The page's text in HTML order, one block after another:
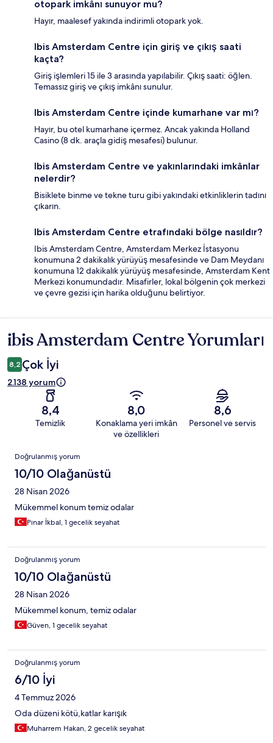
otopark imkânı sunuyor mu?
Hayır, maalesef yakında indirimli otopark yok.
Ibis Amsterdam Centre için giriş ve çıkış saati
kaçta?
Giriş işlemleri 15 ile 3 arasında yapılabilir. Çıkış saati: öğlen.
Temassız giriş ve çıkış imkânı sunulur.
Ibis Amsterdam Centre içinde kumarhane var mı?
Hayır, bu otel kumarhane içermez. Ancak yakında Holland
Casino (8 dk. araçla gidiş mesafesi) bulunur.
Ibis Amsterdam Centre ve yakınlarındaki imkânlar
nelerdir?
Bisiklete binme ve tekne turu gibi yakındaki etkinliklerin tadını
çıkarın.
Ibis Amsterdam Centre etrafındaki bölge nasıldır?
Ibis Amsterdam Centre, Amsterdam Merkez İstasyonu
konumuna 2 dakikalık yürüyüş mesafesinde ve Dam Meydanı
konumuna 12 dakikalık yürüyüş mesafesinde, Amsterdam Kent
Merkezi konumundadır. Misafirler, lokal bölgenin çok merkezi
ve çevre gezisi için harika olduğunu belirtiyor.
Yorumlar
ibis Amsterdam Centre Yorumları
8,2 Çok İyi
2.138 yorum
8,4
Temizlik
8,0
Konaklama yeri imkân
ve özellikleri
8,6
Personel ve servis
Yorumlar
Doğrulanmış yorum
10/10 Olağanüstü
28 Nisan 2026
Mükemmel konum temiz odalar
Pınar İkbal, 1 gecelik seyahat
Doğrulanmış yorum
10/10 Olağanüstü
28 Nisan 2026
Mükemmel konum, temiz odalar
Güven, 1 gecelik seyahat
Doğrulanmış yorum
6/10 İyi
4 Temmuz 2026
Oda düzeni kötü,katlar karışık
Muharrem Hakan, 2 gecelik seyahat